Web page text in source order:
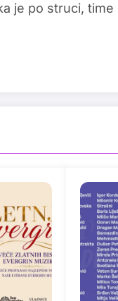
je po struci,